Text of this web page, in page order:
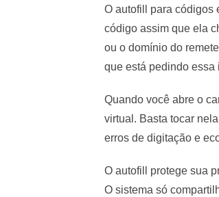
O autofill para códigos
código assim que ela
ou o domínio do
que está pedindo essa
Quando você abre o
virtual. Basta tocar
erros de digitação e
O autofill protege sua
O sistema só